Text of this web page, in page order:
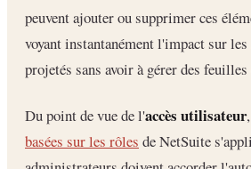
peuvent ajouter ou supprimer ces
voyant instantanément l'impact sur
projetés sans avoir à gérer des
Du point de vue de l'accès utilisateur
basées sur les rôles de NetSuite